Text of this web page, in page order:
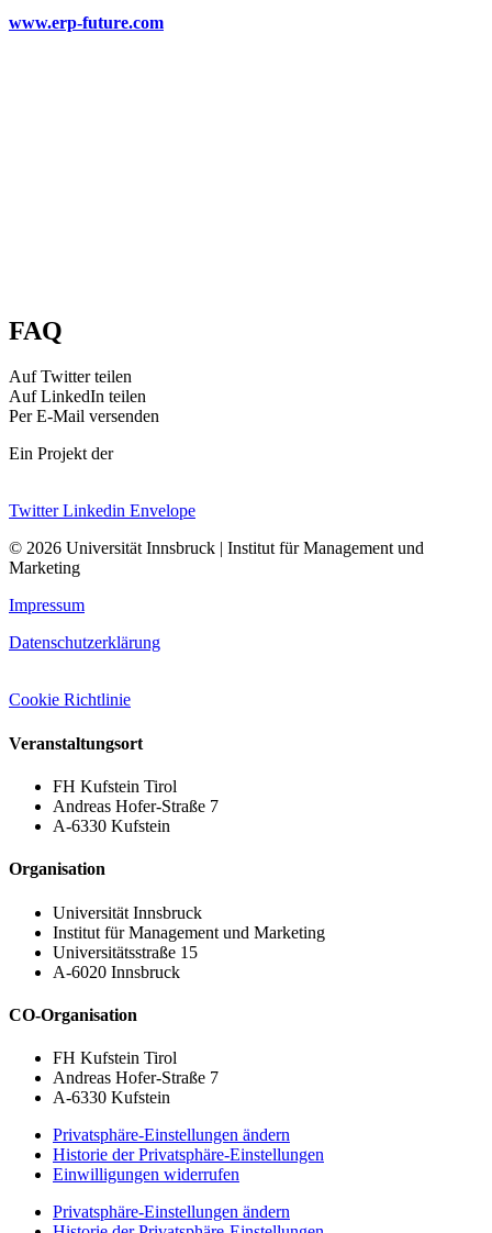
www.erp-future.com
FAQ
Auf Twitter teilen
Auf LinkedIn teilen
Per E-Mail versenden
Ein Projekt der
Twitter Linkedin Envelope
© 2026 Universität Innsbruck | Institut für Management und
Marketing
Impressum
Datenschutzerklärung
Cookie Richtlinie
Veranstaltungsort
FH Kufstein Tirol
Andreas Hofer-Straße 7
A-6330 Kufstein
Organisation
Universität Innsbruck
Institut für Management und Marketing
Universitätsstraße 15​
A-6020 Innsbruck​
CO-Organisation
FH Kufstein Tirol
Andreas Hofer-Straße 7
A-6330 Kufstein
Privatsphäre-Einstellungen ändern
Historie der Privatsphäre-Einstellungen
Einwilligungen widerrufen
Privatsphäre-Einstellungen ändern